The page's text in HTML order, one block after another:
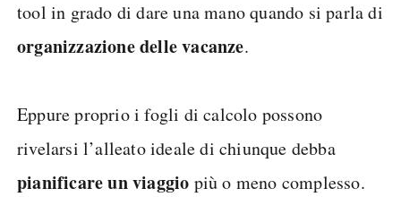
tool in grado di dare una mano quando si parla di
organizzazione delle vacanze.
Eppure proprio i fogli di calcolo possono
rivelarsi l’alleato ideale di chiunque debba
pianificare un viaggio più o meno complesso.